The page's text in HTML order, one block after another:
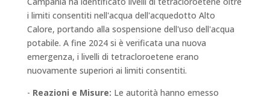
i limiti consentiti nell'acqua dell'acquedotto Alto
Calore, portando alla sospensione dell'uso dell'acqua
potabile. A fine 2024 si è verificata una nuova
emergenza, i livelli di tetracloroetene erano
nuovamente superiori ai limiti consentiti.
- Reazioni e Misure: Le autorità hanno emesso